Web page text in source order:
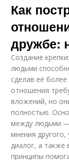
Как
дружбе:
Создание
людьми
сделав её
отношения
вложений, но
полностью.
между людьми —
мнения
диалог, а
принципы